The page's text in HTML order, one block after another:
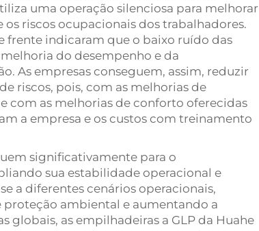
uma operação silenciosa para melhorar
riscos ocupacionais dos trabalhadores.
frente indicaram que o baixo ruído das
do desempenho e da
As empresas conseguem, assim, reduzir
riscos, pois, com as melhorias de
com as melhorias de conforto oferecidas
a empresa e os custos com treinamento
significativamente para o
sua estabilidade operacional e
a diferentes cenários operacionais,
ambiental e aumentando a
globais, as empilhadeiras a GLP da Huahe